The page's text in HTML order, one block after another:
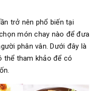
trở nên phổ biến tại
món chay nào để đưa
phân vân. Dưới đây là
thể tham khảo để có